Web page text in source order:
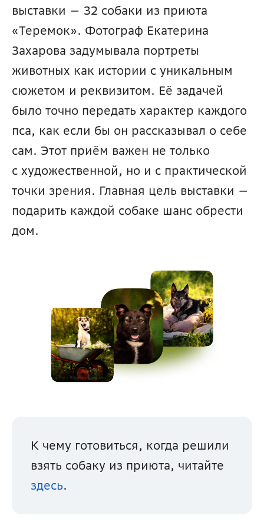
выставки — 32 собаки из приюта
«Теремок». Фотограф Екатерина
Захарова задумывала портреты
животных как истории с уникальным
сюжетом и реквизитом. Её задачей
было точно передать характер каждого
пса, как если бы он рассказывал о себе
сам. Этот приём важен не только
с художественной, но и с практической
точки зрения. Главная цель выставки —
подарить каждой собаке шанс обрести
дом.
К чему готовиться, когда решили
здесь.